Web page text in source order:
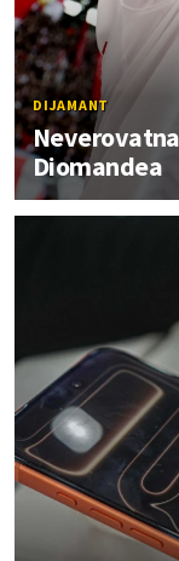
DIJAMANT
Diomandea